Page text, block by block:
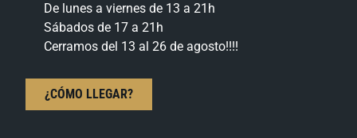
De lunes a viernes de 13 a 21h
Sábados de 17 a 21h
Cerramos del 13 al 26 de agosto!!!!
¿CÓMO LLEGAR?